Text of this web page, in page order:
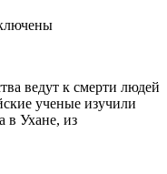
ведут к смерти людей
ученые изучили
в Ухане, из